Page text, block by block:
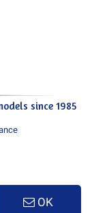
since 1985
OK